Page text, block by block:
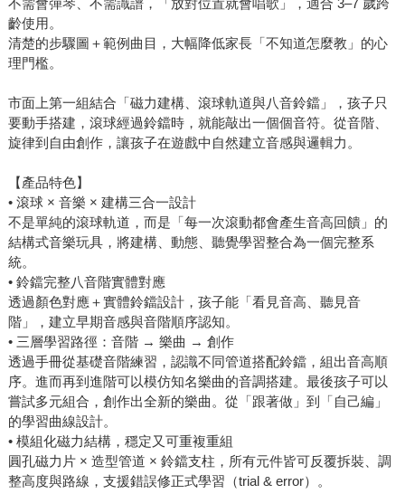
不需會彈琴、不需識譜，「放對位置就會唱歌」，適合 3–7 歲跨
齡使用。
清楚的步驟圖＋範例曲目，大幅降低家長「不知道怎麼教」的心
理門檻。
市面上第一組結合「磁力建構、滾球軌道與八音鈴鐺」，孩子只
要動手搭建，滾球經過鈴鐺時，就能敲出一個個音符。從音階、
旋律到自由創作，讓孩子在遊戲中自然建立音感與邏輯力。
【產品特色】
• 滾球 × 音樂 × 建構三合一設計
不是單純的滾球軌道，而是「每一次滾動都會產生音高回饋」的
結構式音樂玩具，將建構、動態、聽覺學習整合為一個完整系
統。
• 鈴鐺完整八音階實體對應
透過顏色對應＋實體鈴鐺設計，孩子能「看見音高、聽見音
階」，建立早期音感與音階順序認知。
• 三層學習路徑：音階 → 樂曲 → 創作
透過手冊從基礎音階練習，認識不同管道搭配鈴鐺，組出音高順
序。進而再到進階可以模仿知名樂曲的音調搭建。最後孩子可以
嘗試多元組合，創作出全新的樂曲。從「跟著做」到「自己編」
的學習曲線設計。
• 模組化磁力結構，穩定又可重複重組
圓孔磁力片 × 造型管道 × 鈴鐺支柱，所有元件皆可反覆拆裝、調
整高度與路線，支援錯誤修正式學習（trial & error）。